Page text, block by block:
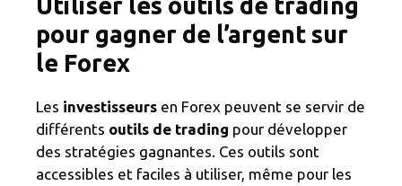
pour gagner de l’argent sur
le Forex
Les investisseurs en Forex peuvent se servir de
différents outils de trading pour développer
des stratégies gagnantes. Ces outils sont
accessibles et faciles à utiliser, même pour les